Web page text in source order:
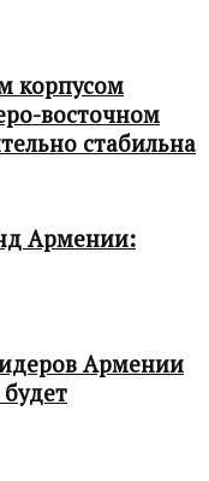
корпусом
восточном
стабильна
Армении:
Армении